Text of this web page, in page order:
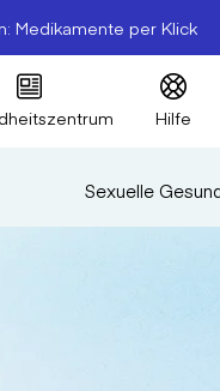
Medikamente per Klick
Hilfe
Sexuelle